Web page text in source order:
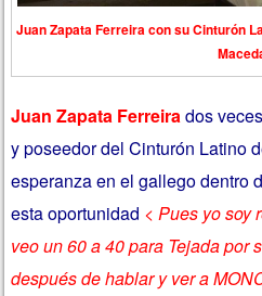
Juan Zapata Ferreira con su Cinturón
Juan Zapata Ferreirados
y poseedor del Cinturón Latino
esperanza en el gallego dentro
esta oportunidad < Pues yo soy
veo un 60 a 40 para Tejada por
después de hablar y ver a